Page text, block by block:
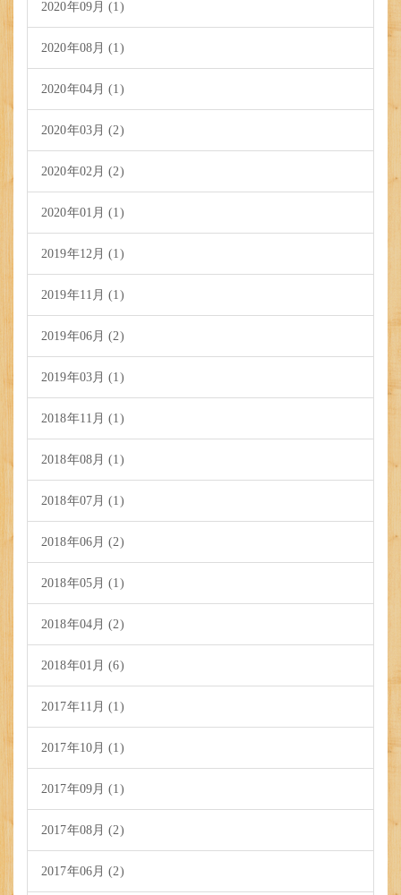
2020年09月 (1)
2020年08月 (1)
2020年04月 (1)
2020年03月 (2)
2020年02月 (2)
2020年01月 (1)
2019年12月 (1)
2019年11月 (1)
2019年06月 (2)
2019年03月 (1)
2018年11月 (1)
2018年08月 (1)
2018年07月 (1)
2018年06月 (2)
2018年05月 (1)
2018年04月 (2)
2018年01月 (6)
2017年11月 (1)
2017年10月 (1)
2017年09月 (1)
2017年08月 (2)
2017年06月 (2)